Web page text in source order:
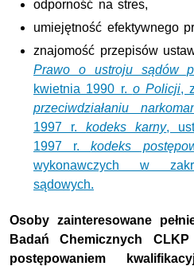
odporność na stres,
umiejętność efektywnego
znajomość przepisów
Prawo o ustroju sądów
kwietnia 1990 r. o Policji,
przeciwdziałaniu
1997 r.kodeks karny,
1997 r.kodeks
wykonawczych w
sądowych.
Osoby zainteresowane
Badań Chemicznych
postępowaniem